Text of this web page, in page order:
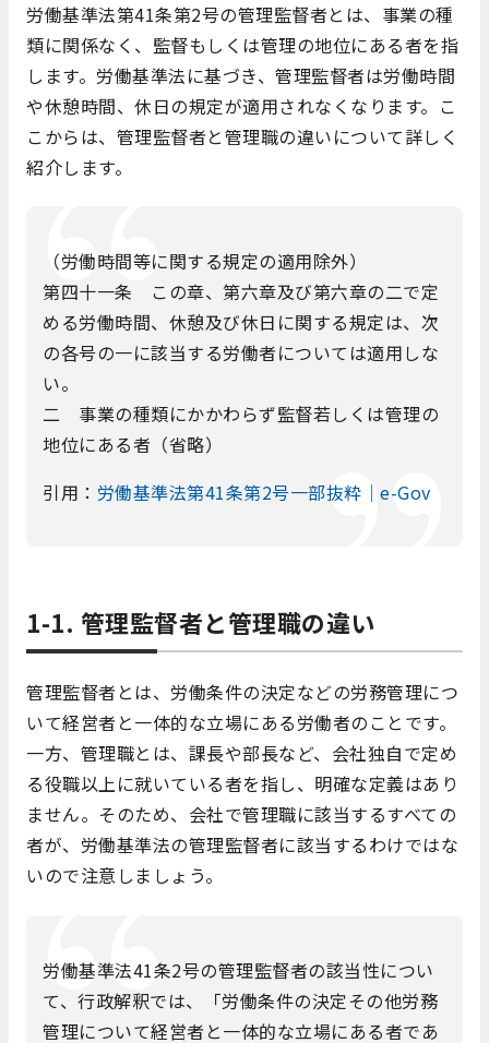
労働基準法第41条第2号の管理監督者とは、事業の種
類に関係なく、監督もしくは管理の地位にある者を指
します。労働基準法に基づき、管理監督者は労働時間
や休憩時間、休日の規定が適用されなくなります。こ
こからは、管理監督者と管理職の違いについて詳しく
紹介します。
（労働時間等に関する規定の適用除外）
第四十一条 この章、第六章及び第六章の二で定
める労働時間、休憩及び休日に関する規定は、次
の各号の一に該当する労働者については適用しな
い。
二 事業の種類にかかわらず監督若しくは管理の
地位にある者（省略）
引用： 労働基準法第41条第2号一部抜粋｜e-Gov
1-1. 管理監督者と管理職の違い
管理監督者とは、労働条件の決定などの労務管理につ
いて経営者と一体的な立場にある労働者のことです。
一方、管理職とは、課長や部長など、会社独自で定め
る役職以上に就いている者を指し、明確な定義はあり
ません。そのため、会社で管理職に該当するすべての
者が、労働基準法の管理監督者に該当するわけではな
いので注意しましょう。
労働基準法41条2号の管理監督者の該当性につい
て、行政解釈では、「労働条件の決定その他労務
管理について経営者と一体的な立場にある者であ